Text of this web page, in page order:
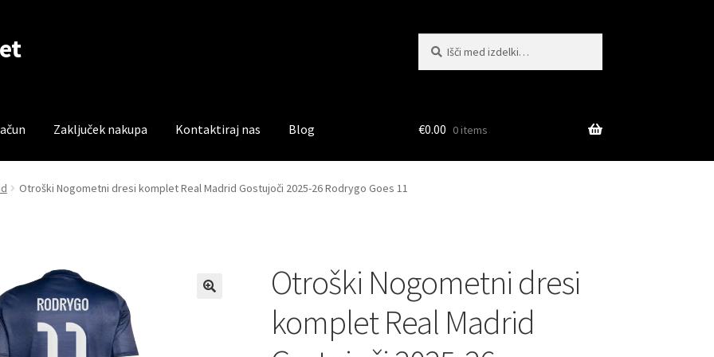
Zaključek nakupa Kontaktiraj nas Blog
Trgovina Zaključek nakupa
€0.00 0 items
Otroški Nogometni dresi komplet Real Madrid Gostujoči 2025-26 Rodrygo Goes 11
Otroški Nogometni dresi
komplet Real Madrid